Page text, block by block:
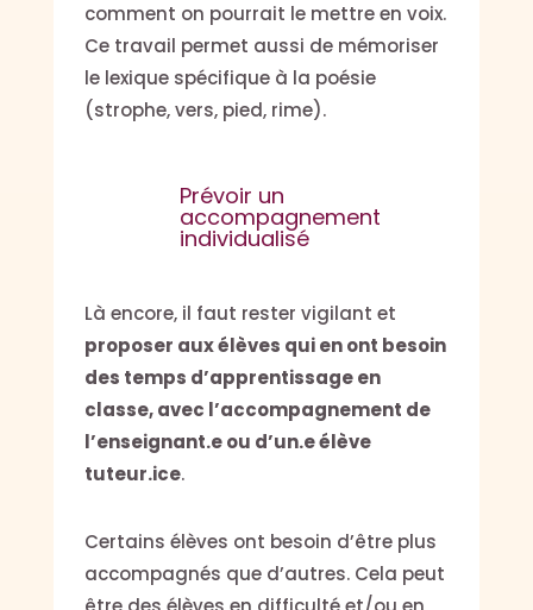
comment on pourrait le mettre en voix.
Ce travail permet aussi de mémoriser
le lexique spécifique à la poésie
(strophe, vers, pied, rime).
Prévoir un
accompagnement
individualisé
Là encore, il faut rester vigilant et
proposer aux élèves qui en ont besoin
des temps d’apprentissage en
classe, avec l’accompagnement de
l’enseignant.e ou d’un.e élève
tuteur.ice.
Certains élèves ont besoin d’être plus
accompagnés que d’autres. Cela peut